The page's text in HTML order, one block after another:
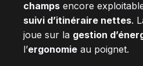
champs encore
suivi d’itinéraire nettes.
joue sur la gestion
l’ergonomie au poignet.